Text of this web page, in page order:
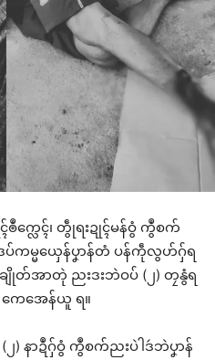
ၜဳက္လေၚ်၊ တွဵုရးဍုၚ်မန်ဝွံ ကွဳစက်
ကမ္မယှေန်ပၞာန်တံ ပန်ကဵုလွဟ်ဂှ်ရ
ျိုတ်အာတုဲ ညးဒးဘဲဝပ် (၂) တၠနွံရ
ေအေန်ယူ ရ။
၂) နာဍဳဂှ်ဝွံ ကွဳစက်ညးပဲါဒဴဘဲပၞာန်